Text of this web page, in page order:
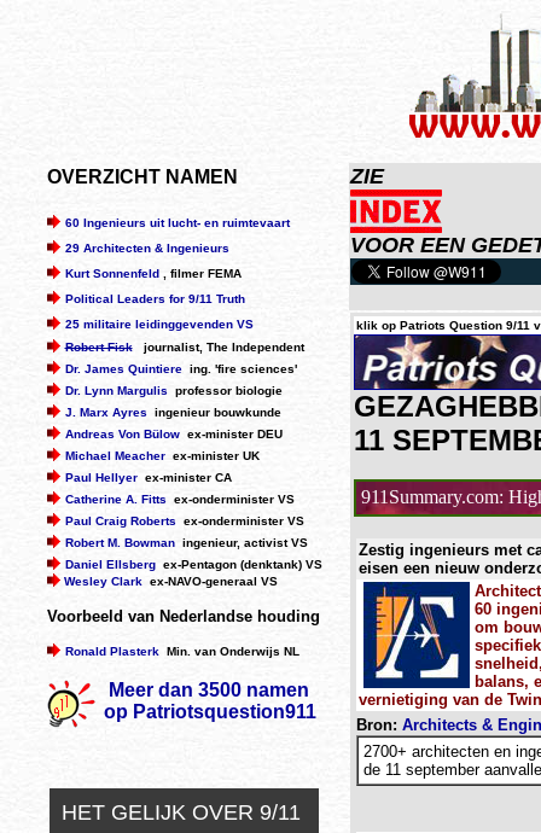
OVERZICHT NAMEN
60 Ingenieurs uit lucht- en ruimtevaart
29 Architecten & Ingenieurs
Kurt Sonnenfeld
, filmer FEMA
Political Leaders for 9/11 Truth
25 militaire leidinggevenden VS
Robert Fisk
journalist, The Independent
Dr. James Quintiere ing. 'fire sciences'
Dr. Lynn Margulisprofessor biologie
J. Marx Ayresingenieur bouwkunde
Andreas Von Bülowex-minister DEU
Michael Meacher ex-minister UK
Paul Hellyerex-minister CA
Catherine A. Fittsex-onderminister VS
Paul Craig Robertsex-onderminister VS
Robert M. Bowman ingenieur, activist VS
Daniel Ellsberg ex-Pentagon (denktank) VS
Wesley Clarkex-NAVO-generaal VS
Voorbeeld van Nederlandse houding
Ronald Plasterk Min. van Onderwijs NL
Meer dan 3500 namen
op Patriotsquestion911
HET GELIJK OVER 9/11
ZIE
VOOR EEN
klik op Patriots Question 9/11
11
911Summary.com:
Zestig ingenieurs met
eisen een nieuw
60
om
balans,
vernietiging van de
Bron: Architects &
2700+ architecten en
de 11 september